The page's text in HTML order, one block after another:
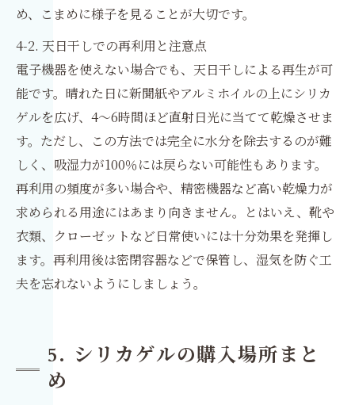
め、こまめに様子を見ることが大切です。
4-2. 天日干しでの再利用と注意点
電子機器を使えない場合でも、天日干しによる再生が可
能です。晴れた日に新聞紙やアルミホイルの上にシリカ
ゲルを広げ、4〜6時間ほど直射日光に当てて乾燥させま
す。ただし、この方法では完全に水分を除去するのが難
しく、吸湿力が100％には戻らない可能性もあります。
再利用の頻度が多い場合や、精密機器など高い乾燥力が
求められる用途にはあまり向きません。とはいえ、靴や
衣類、クローゼットなど日常使いには十分効果を発揮し
ます。再利用後は密閉容器などで保管し、湿気を防ぐ工
夫を忘れないようにしましょう。
5. シリカゲルの購入場所まと
め